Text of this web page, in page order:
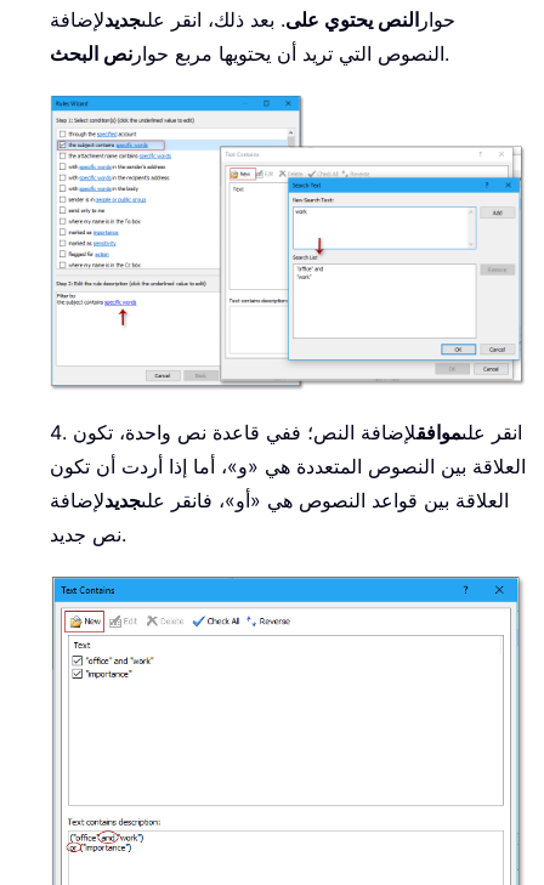
حوار النص يحتوي على. بعد ذلك، انقر علىجديدلإضافة
النصوص التي تريد أن يحتويها مربع حوار نص البحث .
4. انقر علىموافقلإضافة النص؛ ففي قاعدة نص واحدة، تكون
العلاقة بين النصوص المتعددة هي «و»، أما إذا أردت أن تكون
العلاقة بين قواعد النصوص هي «أو»، فانقر علىجديدلإضافة
نص جديد.